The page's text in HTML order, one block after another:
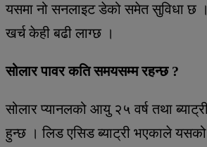
यसमा नो सनलाइट डेको समेत सुविधा छ ।
खर्च केही बढी लाग्छ ।
सोलार पावर कति समयसम्म रहन्छ ?
सोलार प्यानलको आयु २५ वर्ष तथा
हुन्छ । लिड एसिड ब्याट्री भएकाले